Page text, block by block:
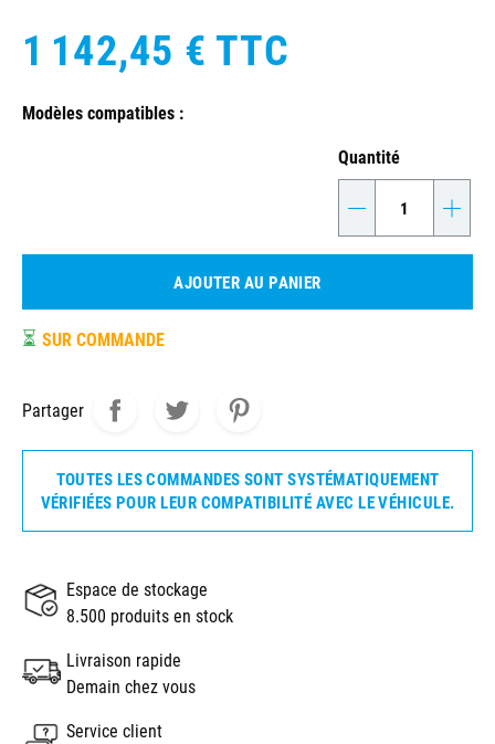
1 142,45 € TTC
Modèles compatibles :
Quantité
- +
AJOUTER AU PANIER
⏳ SUR COMMANDE
Partager
TOUTES LES COMMANDES SONT SYSTÉMATIQUEMENT
VÉRIFIÉES POUR LEUR COMPATIBILITÉ AVEC LE VÉHICULE.
Espace de stockage
8.500 produits en stock
Livraison rapide
Demain chez vous
Service client